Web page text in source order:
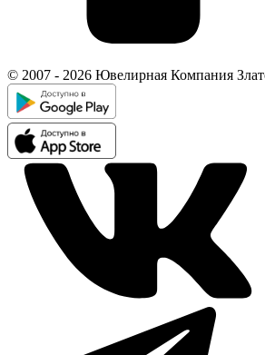
© 2007 - 2026 Ювелирная Компания